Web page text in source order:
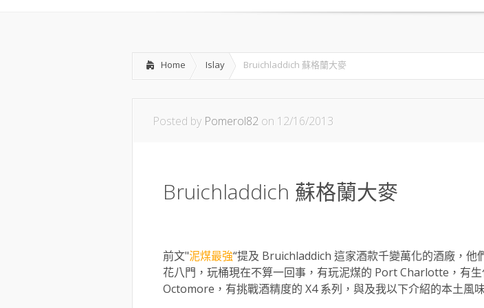
Home Islay Bruichladdich 蘇格蘭大麥
Posted by Pomerol82 on 12/16/2013
Bruichladdich 蘇格蘭大麥
前文"泥煤最強“提及 Bruichladdich 這家酒款千變萬化的酒廠，他
花八門，玩桶現在不算一回事，有玩泥煤的 Port Charlotte，有生
Octomore，有挑戰酒精度的 X4 系列，與及我以下介紹的本土風